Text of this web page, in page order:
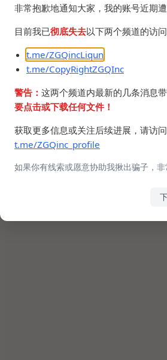
7.1 MB
非常抱歉地通知大家，我的账号近期遭
目前我已彻底失去以下两个频道的访问
t.me/ZGQincLiqun
t.me/CopyRightZGQInc
警告： 这两个频道内最新的几条消息
要点击或下载任何文件！
获取更多信息或关注后续进展，请访
t.me/ZGQinc_profile
如果你有线索或愿意协助我揪出骗子，非